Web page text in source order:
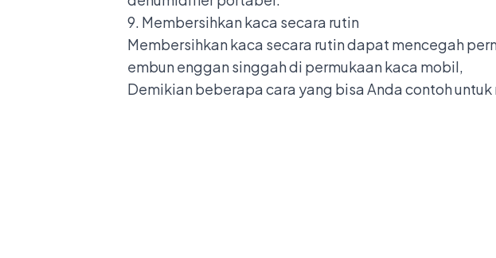
9. Membersihkan kaca secara rutin
Membersihkan kaca secara rutin dapat mencegah
embun enggan singgah di permukaan kaca mobil,
Demikian beberapa cara yang bisa Anda contoh